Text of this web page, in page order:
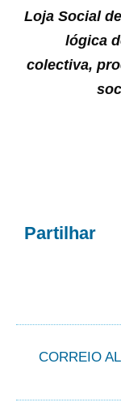
Loja Social
lógica
colectiva,
Partilhar
CORREIO